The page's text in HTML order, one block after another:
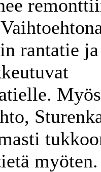
rantatie ja
Myös
myöten.